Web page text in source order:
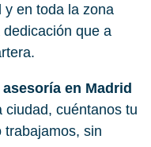
y en toda la zona
que a
asesoría en Madrid
ciudad, cuéntanos tu
trabajamos, sin